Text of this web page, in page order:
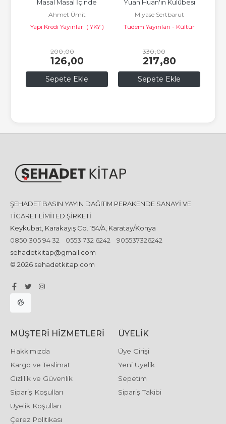
Sepete Ekle
Masal Masal İçinde
Ahmet Ümit
Yapı Kredi Yayınları ( YKY )
200,00
126,00
Sepete Ekle
Yuan Huan'ın Kulübesi
Miyase Sertbarut
Tudem Yayınları - Kültür
330,00
217,80
ŞEHADET BASIN YAYIN DAĞITIM PERAKENDE SANAYİ VE
TİCARET LİMİTED ŞİRKETİ
Keykubat, Karakayış Cd. 154/A, Karatay/Konya
0850 305 94 32
0553 732 6242
905537326242
sehadetkitap@gmail.com
© 2026 sehadetkitap.com
MÜŞTERI HIZMETLERI
Hakkımızda
Kargo ve Teslimat
Gizlilik ve Güvenlik
Sipariş Koşulları
Üyelik Koşulları
Çerez Politikası
ÜYELIK
Üye Girişi
Yeni Üyelik
Sepetim
Sipariş Takibi